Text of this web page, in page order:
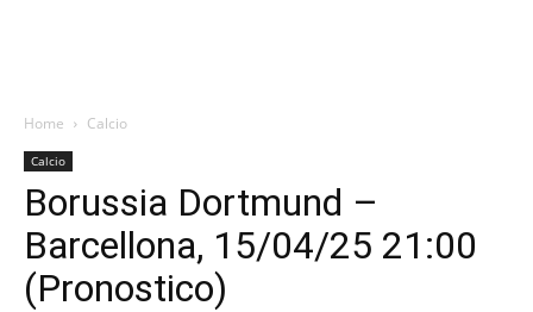
Home Calcio
Calcio
Borussia Dortmund –
Barcellona, 15/04/25 21:00
(Pronostico)